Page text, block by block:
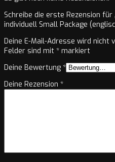
Schreibe die erste Rezension
individuell Small Package
Deine E-Mail-Adresse wird nicht
Felder sind mit * markiert
Deine Bewertung *
Deine Rezension *